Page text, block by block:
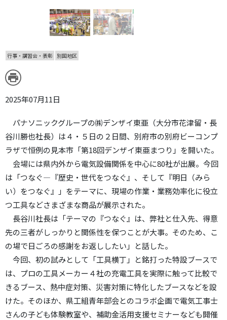
行事・講習会・表彰 別国地区
print
2025年07月11日
パナソニックグループの㈱デンザイ東亜（大分市花津留・長
谷川勝也社長）は４・５日の２日間、別府市の別府ビーコンプ
ラザで恒例の見本市「第18回デンザイ東亜まつり」を開いた。
会場には県内外から電気設備関係を中心に80社が出展。今回
は「つなぐ―『歴史・世代をつなぐ』、そして『明日（みら
い）をつなぐ』」をテーマに、現場の作業・業務効率化に役立
つ工具などさまざまな商品が展示された。
長谷川社長は「テーマの『つなぐ』は、弊社と仕入先、得意
先の三者がしっかりと関係性を保つことが大事。そのため、こ
の場で日ごろの感謝をお返ししたい」と話した。
今回、初の試みとして「工具横丁」と銘打った特設ブースで
は、プロの工具メーカー４社の充電工具を実際に触って比較で
きるブース、熱中症対策、災害対策に特化したブースなどを設
けた。そのほか、県工組青年部会とのコラボ企画で電気工事士
さんの子ども体験教室や、補助金活用支援セミナーなども開催